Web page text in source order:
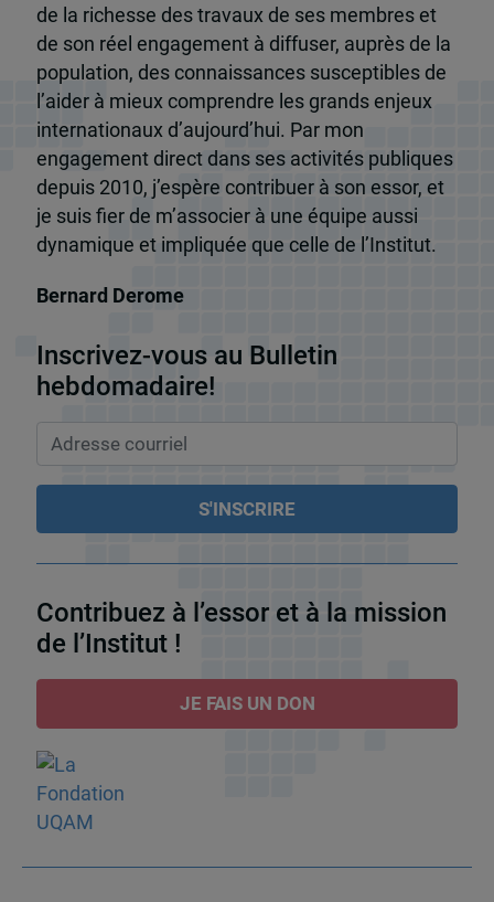
de la richesse des travaux de ses membres et
de son réel engagement à diffuser, auprès de la
population, des connaissances susceptibles de
l’aider à mieux comprendre les grands enjeux
internationaux d’aujourd’hui. Par mon
engagement direct dans ses activités publiques
depuis 2010, j’espère contribuer à son essor, et
je suis fier de m’associer à une équipe aussi
dynamique et impliquée que celle de l’Institut.
Bernard Derome
Inscrivez-vous au Bulletin
hebdomadaire!
Contribuez à l’essor et à la mission
de l’Institut !
JE FAIS UN DON